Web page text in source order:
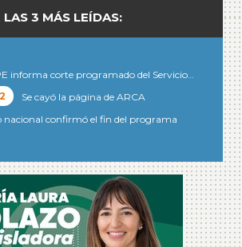
LAS 3 MÁS LEÍDAS:
informa corte programado del Servicio…
Se cayó la página de ARCA
nacional confirmó el fin del programa